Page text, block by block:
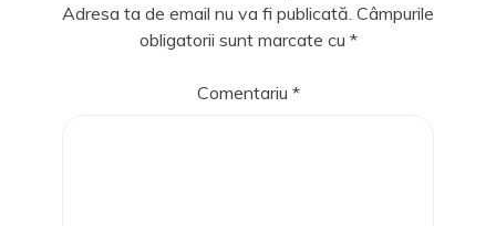
Adresa ta de email nu va fi publicată. Câmpurile
obligatorii sunt marcate cu *
Comentariu *